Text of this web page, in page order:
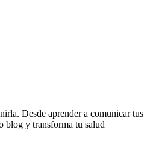
Desde aprender a comunicar tus
blog y transforma tu salud